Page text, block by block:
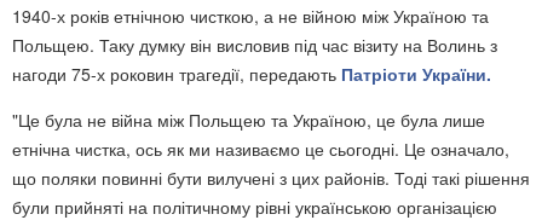
1940-х років етнічною чисткою, а не війною між Україною та
Польщею. Таку думку він висловив під час візиту на Волинь з
нагоди 75-х роковин трагедії, передають Патріоти України.
"Це була не війна між Польщею та Україною, це була лише
етнічна чистка, ось як ми називаємо це сьогодні. Це означало,
що поляки повинні бути вилучені з цих районів. Тоді такі рішення
були прийняті на політичному рівні українською організацією